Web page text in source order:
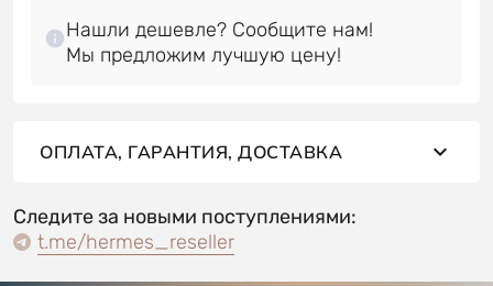
Нашли дешевле? Сообщите нам!
ОПЛАТА, ГАРАНТИЯ, ДОСТАВКА
Следите за новыми поступлениями:
t.me/hermes_reseller